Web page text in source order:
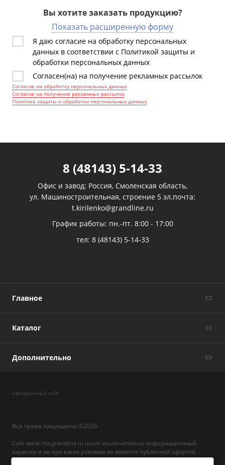
Вы хотите заказать продукцию?
Показать расширенную форму
Я даю согласие на обработку персональных
данных в соответствии с Политикой защиты и
обработки персональных данных
Согласен(на) на получение рекламных рассылок
Согласие на обработку персональных данных
Согласие на получение рекламных рассылок
Политика защиты и обработки персональных данных
Главное
Каталог
Дополнительно
8 (48143) 5-14-33
Офис и завод: Россия, Смоленская область,
ул. Машиностроительная, строение 5 эл.почта:
t.kirilenko@grandline.ru
График работы: пн.-пт. 8:00 - 17:00
тел: 8 (48143) 5-14-33
официальный сайт
Все права защищены ©2026
Сайт www.ims.grandline.ru носит исключительно информационный
характер и ни при каких условиях не является публичной офертой,
определяемой положениями ГК РФ. Для получения подробной